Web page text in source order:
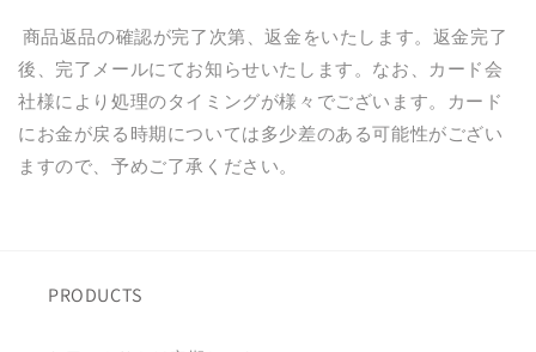
商品返品の確認が完了次第、返金をいたします。返金完了
後、完了メールにてお知らせいたします。なお、カード会
社様により処理のタイミングが様々でございます。カード
にお金が戻る時期については多少差のある可能性がござい
ますので、予めご了承ください。
PRODUCTS